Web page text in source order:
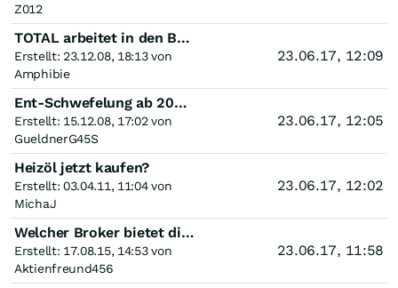
Z012
TOTAL arbeitet in den Bereichen Heizöl, Erdgas, Flüssiggas, Solarenergie und Wasserstoff
Erstellt: 23.12.08, 18:13 von
Amphibie
23.06.17, 12:09
Ent-Schwefelung ab 2009 beim Heizöl--die Bauern Schwefel-Dünger kaufen
Erstellt: 15.12.08, 17:02 von
GueldnerG45S
23.06.17, 12:05
Heizöl jetzt kaufen?
Erstellt: 03.04.11, 11:04 von
MichaJ
23.06.17, 12:02
Welcher Broker bietet die physische Lieferung von z.B, Heizöl an?
Erstellt: 17.08.15, 14:53 von
Aktienfreund456
23.06.17, 11:58